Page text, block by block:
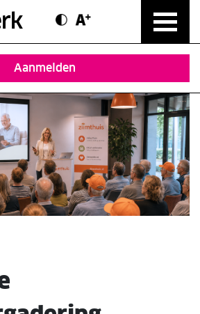
content
Contrast modus
Text vergroten
Aanmelden